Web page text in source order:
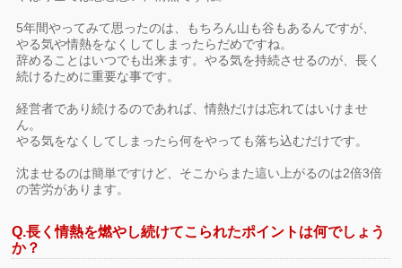
5年間やってみて思ったのは、もちろん山も谷もあるんですが、
やる気や情熱をなくしてしまったらだめですね。
辞めることはいつでも出来ます。やる気を持続させるのが、長く
続けるために重要な事です。
経営者であり続けるのであれば、情熱だけは忘れてはいけませ
ん。
やる気をなくしてしまったら何をやっても落ち込むだけです。
沈ませるのは簡単ですけど、そこからまた這い上がるのは2倍3倍
の苦労があります。
Q.長く情熱を燃やし続けてこられたポイントは何でしょう
か？